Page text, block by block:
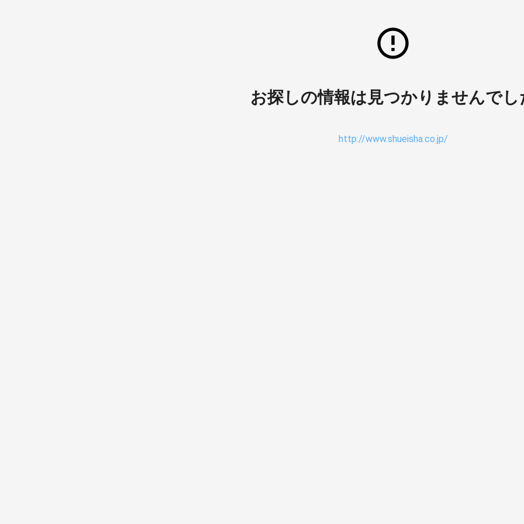
お探しの情報は見つかりませんでし
http://www.shueisha.co.jp/